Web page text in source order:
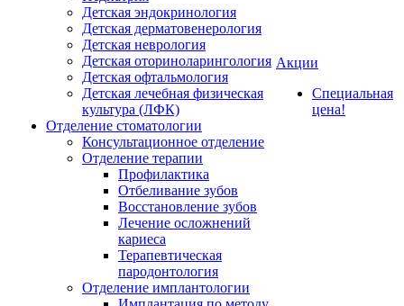
Детская эндокринология
Детская дерматовенерология
Детская неврология
Детская оториноларингология
Детская офтальмология
Детская лечебная физическая
культура (ЛФК)
Отделение стоматологии
Консультационное отделение
Отделение терапии
Профилактика
Отбеливание зубов
Восстановление зубов
Лечение осложнений
кариеса
Терапевтическая
пародонтология
Отделение имплантологии
Акции
Специальная
цена!